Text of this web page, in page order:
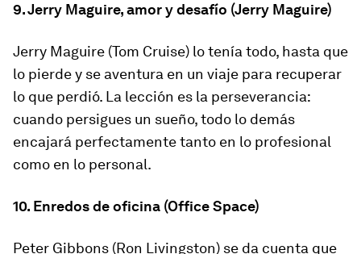
9. Jerry Maguire, amor y desafío (Jerry Maguire)
Jerry Maguire (Tom Cruise) lo tenía todo, hasta que
lo pierde y se aventura en un viaje para recuperar
lo que perdió. La lección es la perseverancia:
cuando persigues un sueño, todo lo demás
encajará perfectamente tanto en lo profesional
como en lo personal.
10. Enredos de oficina (Office Space)
Peter Gibbons (Ron Livingston) se da cuenta que